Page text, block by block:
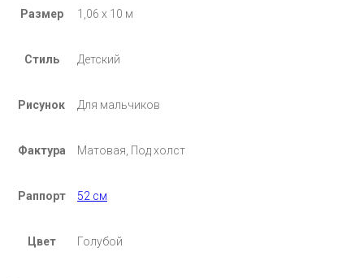
Размер 1,06 х 10 м
Стиль Детский
Рисунок Для мальчиков
Фактура Матовая, Под холст
Раппорт 52 см
Цвет Голубой